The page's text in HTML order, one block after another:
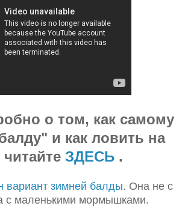
о том, как самому
и как ловить на
читайте ЗДЕСЬ .
вариант зимней балды. Она не с
с маленькими мормышками.